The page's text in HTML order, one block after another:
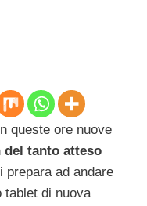
queste ore nuove
del tanto atteso
prepara ad andare
tablet di nuova